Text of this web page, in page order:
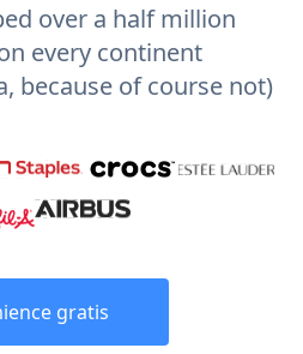
over a half million
every continent
because of course not)
gratis